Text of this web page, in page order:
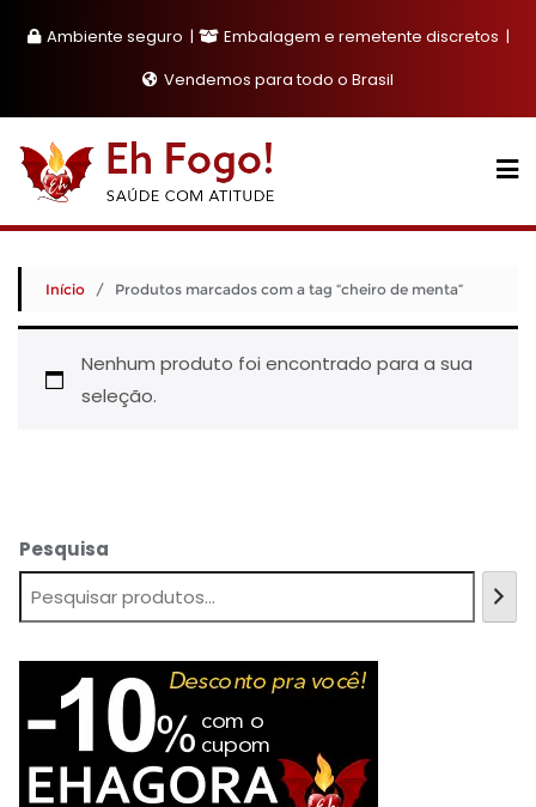
Ambiente seguro
Embalagem e remetente discretos
Vendemos para todo o Brasil
Início / Produtos marcados com a tag “cheiro de menta”
Nenhum produto foi encontrado para a sua
seleção.
Pesquisa